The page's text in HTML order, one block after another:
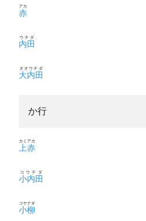
赤
アカ
内田
ウチダ
大内田
オオウチダ
か行
上赤
カミアカ
小内田
コウチダ
小柳
コヤナギ